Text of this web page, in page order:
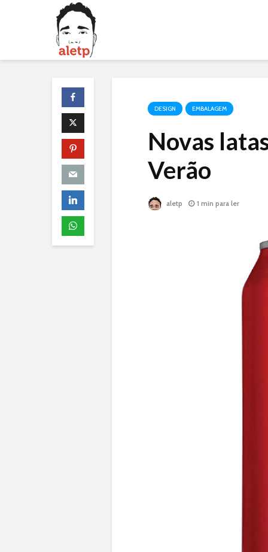
DESIGN EMBALAGEM
Novas
Verão
aletp 1 min para ler